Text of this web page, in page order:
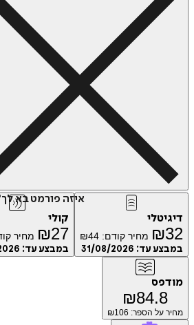
איזה פורמט בא
דיגיטלי
₪32 מחיר קודם: ₪44
במבצע עד: 31/08/2026
קולי
₪27 מחיר
במבצע עד:
מודפס
₪84.8
מחיר על הספר: ₪ 106